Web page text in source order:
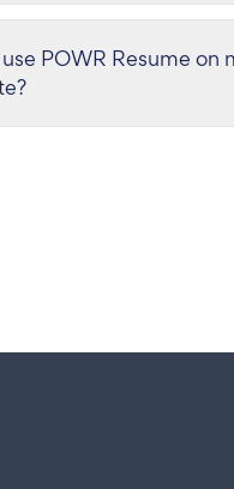
POWR Resume on